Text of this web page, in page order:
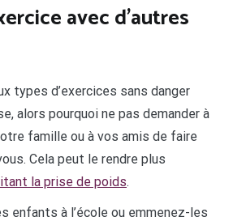
avec d’autres
types d’exercices sans danger
alors pourquoi ne pas demander à
famille ou à vos amis de faire
Cela peut le rendre plus
la prise de poids.
enfants à l’école ou emmenez-les